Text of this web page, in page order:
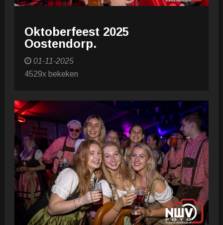
Oktoberfeest 2025
Oostendorp.
01-11-2025
4529x bekeken